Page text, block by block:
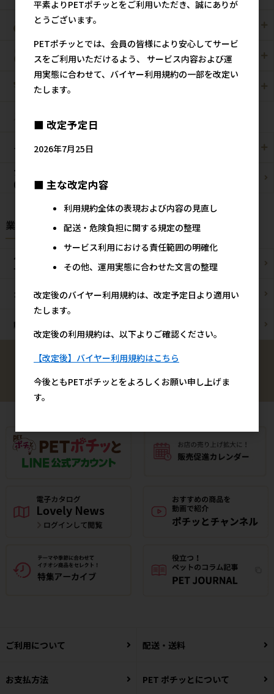
犬猫用
小動物用 鳥用
爬虫・両生類
その他/雑貨
ブリーダーパック
(プロ製品)
業種様別 特設ページ
ペットショップ/
サロン様
ブリーダー様
カフェ/飲食店様 ペットOK宿泊施設様
動物病院様
ご利用について 配送・送料
お支払方法 PET ポチッとについて
平素よりPETポチッとをご利用いただき、誠にありが
とうございます。
PETポチッとでは、会員の皆様により安心してサービ
スをご利用いただけるよう、 サービス内容および運
用実態に合わせて、バイヤー利用規約の一部を改定い
たします。
■ 改定予定日
2026年7月25日
■ 主な改定内容
利用規約全体の表現および内容の見直し
配送・危険負担に関する規定の整理
サービス利用における責任範囲の明確化
その他、運用実態に合わせた文言の整理
改定後のバイヤー利用規約は、改定予定日より適用い
たします。
改定後の利用規約は、以下よりご確認ください。
【改定後】バイヤー利用規約はこちら
今後ともPETポチッとをよろしくお願い申し上げま
す。